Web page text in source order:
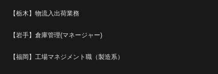
【栃木】物流入出荷業務
【岩手】倉庫管理(マネージャー)
【福岡】工場マネジメント職（製造系）